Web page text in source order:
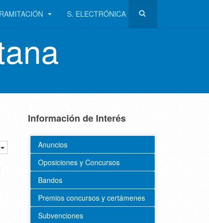
S. ELECTRÓNICA
Información de Interés
Anuncios
Oposiciones y Concursos
Bandos
Premios concursos y certámenes
Subvenciones